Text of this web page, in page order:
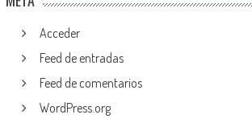
Acceder
Feed de entradas
Feed de comentarios
WordPress.org